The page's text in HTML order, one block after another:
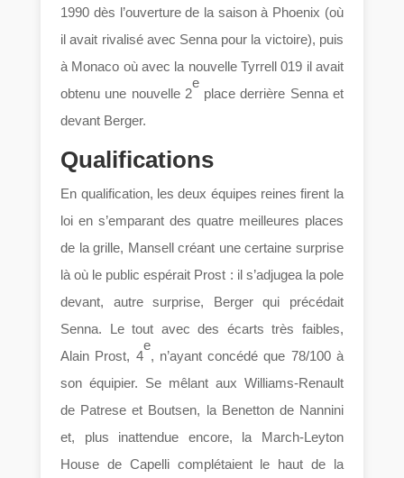
1990 dès l’ouverture de la saison à Phoenix (où
il avait rivalisé avec Senna pour la victoire), puis
à Monaco où avec la nouvelle Tyrrell 019 il avait
obtenu une nouvelle 2
e
place derrière Senna et
devant Berger.
Qualifications
En qualification, les deux équipes reines firent la
loi en s’emparant des quatre meilleures places
de la grille, Mansell créant une certaine surprise
là où le public espérait Prost : il s’adjugea la pole
devant, autre surprise, Berger qui précédait
Senna. Le tout avec des écarts très faibles,
Alain Prost, 4
e
, n’ayant concédé que 78/100 à
son équipier. Se mêlant aux Williams-Renault
de Patrese et Boutsen, la Benetton de Nannini
et, plus inattendue encore, la March-Leyton
House de Capelli complétaient le haut de la